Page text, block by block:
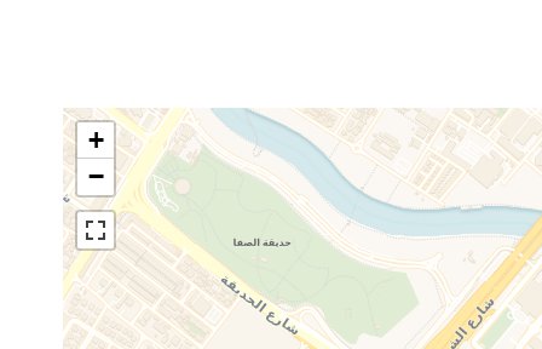
+
−